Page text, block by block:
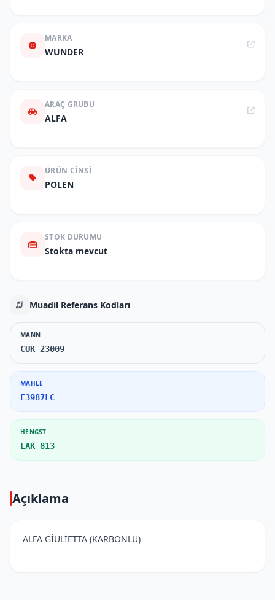
MARKA
WUNDER
ARAÇ GRUBU
ALFA
ÜRÜN CINSI
POLEN
STOK DURUMU
Stokta mevcut
Muadil Referans Kodları
MANN
CUK 23009
MAHLE
E3987LC
HENGST
LAK 813
Açıklama
ALFA GİULİETTA (KARBONLU)